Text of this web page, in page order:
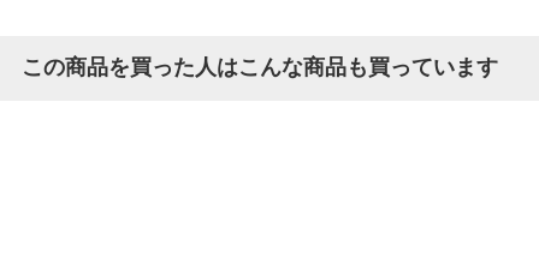
この商品を買った人はこんな商品も買っています